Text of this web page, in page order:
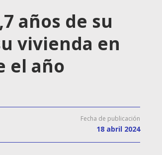
años de su
vivienda en
el año
Fecha de publicación
18 abril 2024